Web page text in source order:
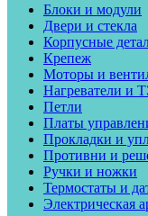
Блоки и модули
Двери и стекла
Корпусные
Крепеж
Моторы и
Нагреватели и
Петли
Платы
Прокладки и
Противни и
Ручки и ножки
Термостаты и
Электрическая